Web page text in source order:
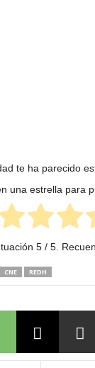
te ha parecido
una estrella para
5 / 5.
CNE REDH